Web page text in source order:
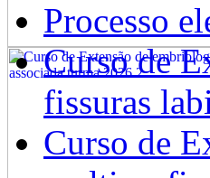
Processo
Curso de
fissuras
Curso de